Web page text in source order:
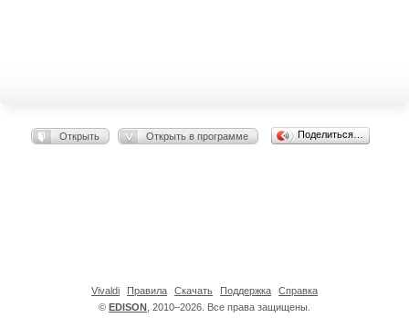
Открыть Открыть в программе Поделиться…
© EDISON , 2010–2026. Все права защищены.
Vivaldi Правила Скачать Поддержка Справка